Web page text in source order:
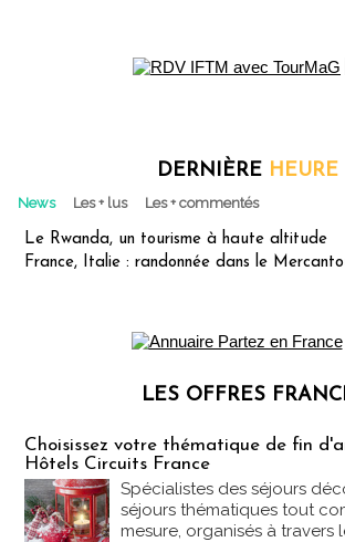
DERNIÈRE HEURE
News Les + lus Les + commentés
Le Rwanda, un tourisme à haute altitude
France, Italie : randonnée dans le
LES OFFRES
Choisissez votre thématique de fin
Hôtels Circuits France
Spécialistes des séjours
séjours thématiques tout
mesure, organisés à travers